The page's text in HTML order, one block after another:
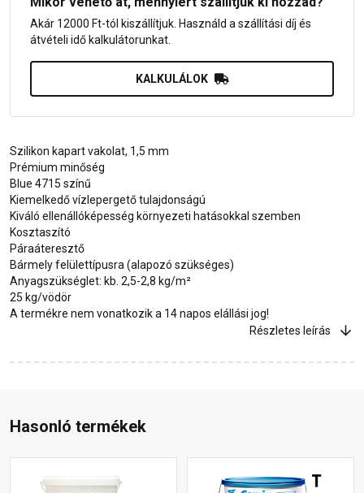
Akár 12000 Ft-tól kiszállítjuk. Használd a szállítási díj és
átvételi idő kalkulátorunkat.
KALKULÁLOK
Szilikon kapart vakolat, 1,5 mm
Prémium minőség
Blue 4715 színű
Kiemelkedő vízlepergető tulajdonságú
Kiváló ellenállóképesség környezeti hatásokkal szemben
Kosztaszító
Páraáteresztő
Bármely felülettípusra (alapozó szükséges)
Anyagszükséglet: kb. 2,5-2,8 kg/m²
25 kg/vödör
A termékre nem vonatkozik a 14 napos elállási jog!
Részletes leírás
Hasonló termékek